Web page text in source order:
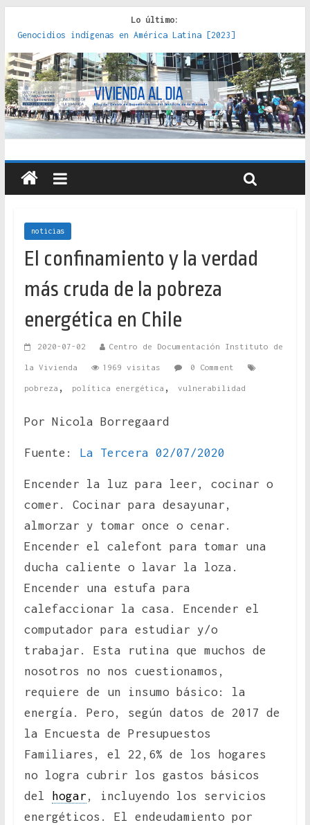
Lo último:
Genocidios indígenas en América Latina [2023]
Estudios sobre la espacialización de los Estados :
políticas, prácticas y representaciones [2022]
Donde el pedernal choca con el acero : hacia una teoría
crítica de las fronteras latinoamericanas [2020]
Criterios técnicos para una vivienda adecuada [2019]
Red de consultorios de la Caja del Seguro Obrero en
Santiago : un patrimonio emblemático [2014]
noticias
El confinamiento y la verdad
más cruda de la pobreza
energética en Chile
2020-07-02 Centro de Documentación Instituto de
la Vivienda 1969 visitas 0 Comment
pobreza , política energética , vulnerabilidad
Por Nicola Borregaard
Fuente: La Tercera 02/07/2020
Encender la luz para leer, cocinar o
comer. Cocinar para desayunar,
almorzar y tomar once o cenar.
Encender el calefont para tomar una
ducha caliente o lavar la loza.
Encender una estufa para
calefaccionar la casa. Encender el
computador para estudiar y/o
trabajar. Esta rutina que muchos de
nosotros no nos cuestionamos,
requiere de un insumo básico: la
energía. Pero, según datos de 2017 de
la Encuesta de Presupuestos
Familiares, el 22,6% de los hogares
no logra cubrir los gastos básicos
del
hogar , incluyendo los servicios
energéticos. El endeudamiento por